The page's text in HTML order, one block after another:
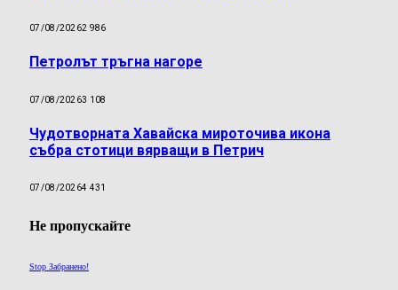
07/08/20262 986
Петролът тръгна нагоре
07/08/20263 108
Чудотворната Хавайска мироточива икона
събра стотици вярващи в Петрич
07/08/20264 431
Не пропускайте
Stop Забранено!